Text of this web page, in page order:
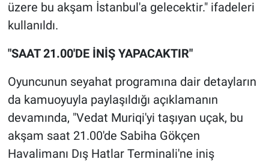
üzere bu akşam İstanbul'a gelecektir." ifadeleri
kullanıldı.
"SAAT 21.00'DE İNİŞ YAPACAKTIR"
Oyuncunun seyahat programına dair detayların
da kamuoyuyla paylaşıldığı açıklamanın
devamında, "Vedat Muriqi'yi taşıyan uçak, bu
akşam saat 21.00'de Sabiha Gökçen
Havalimanı Dış Hatlar Terminali'ne iniş